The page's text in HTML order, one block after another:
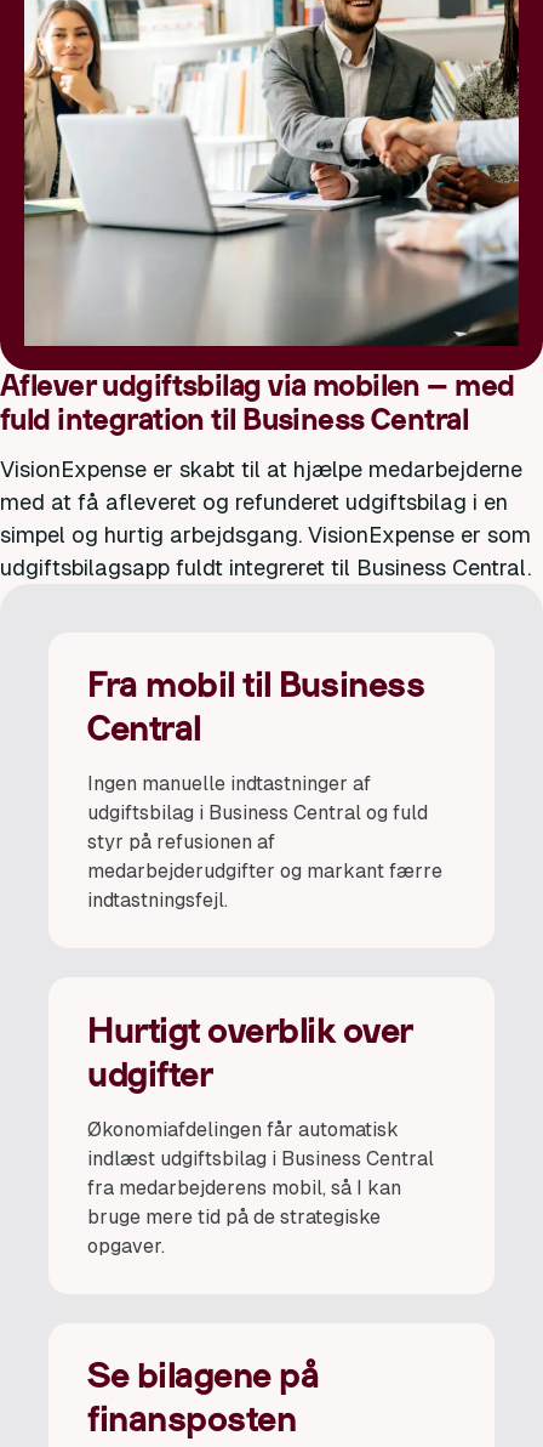
Aflever udgiftsbilag via mobilen – med
fuld integration til Business Central
VisionExpense er skabt til at hjælpe medarbejderne
med at få afleveret og refunderet udgiftsbilag i en
simpel og hurtig arbejdsgang. VisionExpense er som
udgiftsbilagsapp fuldt integreret til Business Central.
Fra mobil til Business
Central
Ingen manuelle indtastninger af
udgiftsbilag i Business Central og fuld
styr på refusionen af
medarbejderudgifter og markant færre
indtastningsfejl.
Hurtigt overblik over
udgifter
Økonomiafdelingen får automatisk
indlæst udgiftsbilag i Business Central
fra medarbejderens mobil, så I kan
bruge mere tid på de strategiske
opgaver.
Se bilagene på
finansposten